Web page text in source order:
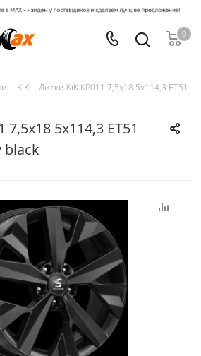
0
- KiK - Диски KiK КР011 7,5x18 5x114,3 ET51
5x114,3 ET51
black